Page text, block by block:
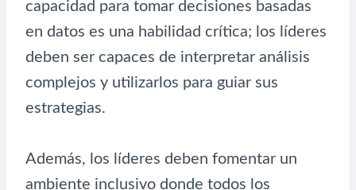
capacidad para tomar decisiones basadas
en datos es una habilidad crítica; los líderes
deben ser capaces de interpretar análisis
complejos y utilizarlos para guiar sus
estrategias.
Además, los líderes deben fomentar un
ambiente inclusivo donde todos los